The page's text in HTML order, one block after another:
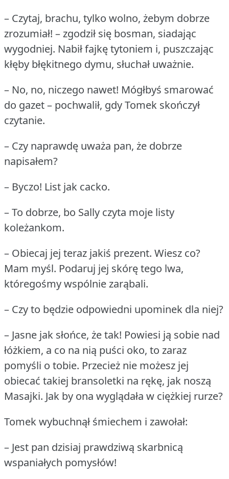
– Czytaj, brachu, tylko wolno, żebym dobrze
zrozumiał! – zgodził się bosman, siadając
wygodniej. Nabił fajkę tytoniem i, puszczając
kłęby błękitnego dymu, słuchał uważnie.
– No, no, niczego nawet! Mógłbyś smarować
do gazet – pochwalił, gdy Tomek skończył
czytanie.
– Czy naprawdę uważa pan, że dobrze
napisałem?
– Byczo! List jak cacko.
– To dobrze, bo Sally czyta moje listy
koleżankom.
– Obiecaj jej teraz jakiś prezent. Wiesz co?
Mam myśl. Podaruj jej skórę tego lwa,
któregośmy wspólnie zarąbali.
– Czy to będzie odpowiedni upominek dla niej?
– Jasne jak słońce, że tak! Powiesi ją sobie nad
łóżkiem, a co na nią puści oko, to zaraz
pomyśli o tobie. Przecież nie możesz jej
obiecać takiej bransoletki na rękę, jak noszą
Masajki. Jak by ona wyglądała w ciężkiej rurze?
Tomek wybuchnął śmiechem i zawołał:
– Jest pan dzisiaj prawdziwą skarbnicą
wspaniałych pomysłów!